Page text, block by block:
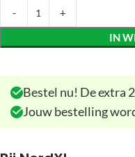
IN
Bestel nu! De extra
Jouw bestelling